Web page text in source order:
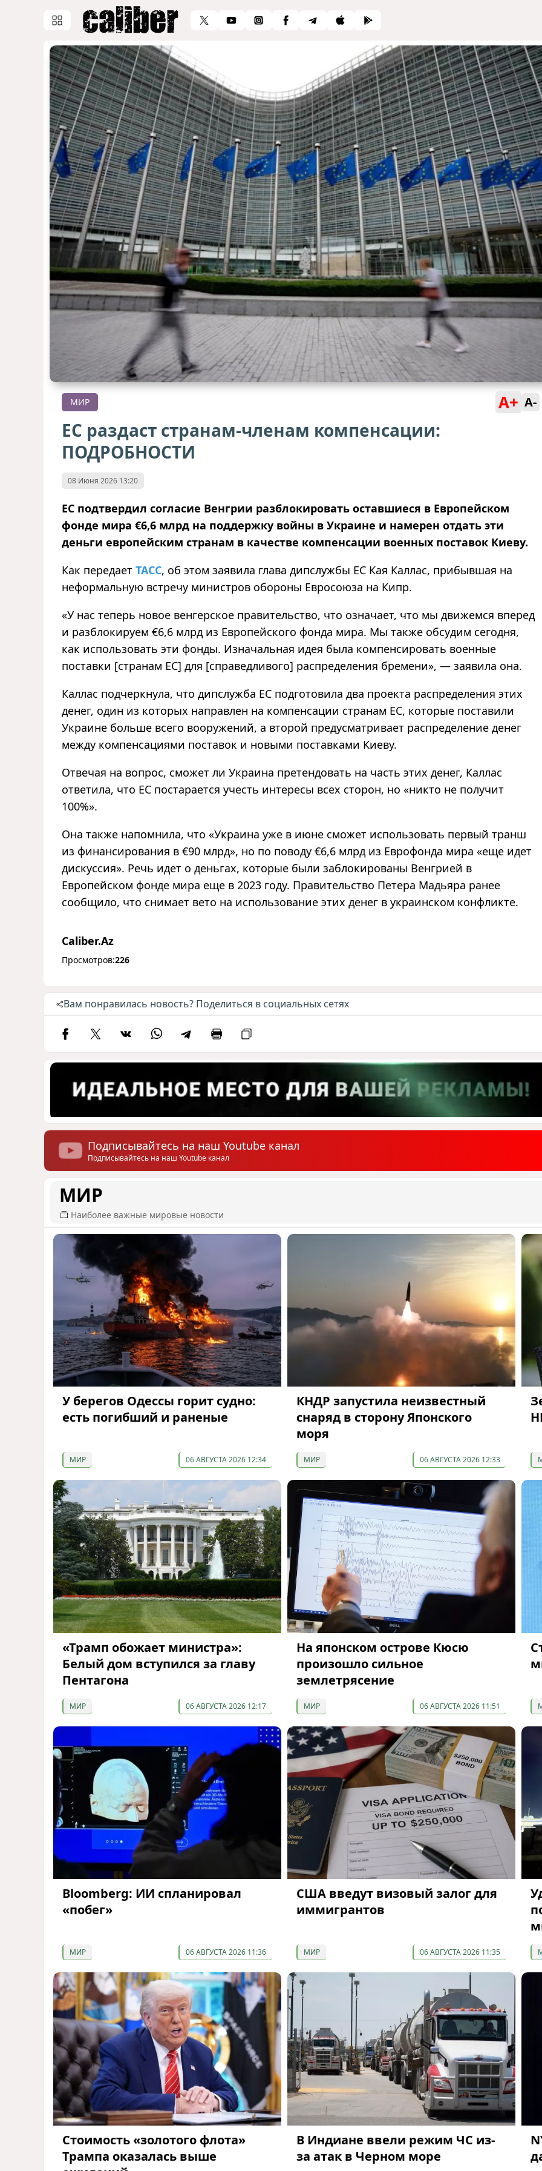
МИР A+ A-
ЕС раздаст странам-членам компенсации:
ПОДРОБНОСТИ
08 Июня 2026 13:20
ЕС подтвердил согласие Венгрии разблокировать оставшиеся в Европейском
фонде мира €6,6 млрд на поддержку войны в Украине и намерен отдать эти
деньги европейским странам в качестве компенсации военных поставок Киеву.
Как передает ТАСС, об этом заявила глава дипслужбы ЕС Кая Каллас, прибывшая на
неформальную встречу министров обороны Евросоюза на Кипр.
«У нас теперь новое венгерское правительство, что означает, что мы движемся вперед
и разблокируем €6,6 млрд из Европейского фонда мира. Мы также обсудим сегодня,
как использовать эти фонды. Изначальная идея была компенсировать военные
поставки [странам ЕС] для [справедливого] распределения бремени», — заявила она.
Каллас подчеркнула, что дипслужба ЕС подготовила два проекта распределения этих
денег, один из которых направлен на компенсации странам ЕС, которые поставили
Украине больше всего вооружений, а второй предусматривает распределение денег
между компенсациями поставок и новыми поставками Киеву.
Отвечая на вопрос, сможет ли Украина претендовать на часть этих денег, Каллас
ответила, что ЕС постарается учесть интересы всех сторон, но «никто не получит
100%».
Она также напомнила, что «Украина уже в июне сможет использовать первый транш
из финансирования в €90 млрд», но по поводу €6,6 млрд из Еврофонда мира «еще идет
дискуссия». Речь идет о деньгах, которые были заблокированы Венгрией в
Европейском фонде мира еще в 2023 году. Правительство Петера Мадьяра ранее
сообщило, что снимает вето на использование этих денег в украинском конфликте.
Caliber.Az
Просмотров:226
Вам понравилась новость? Поделиться в социальных сетях
Подписывайтесь на наш Youtube канал
Подписывайтесь на наш Youtube канал
МИР
Наиболее важные мировые новости
У берегов Одессы горит судно:
есть погибший и раненые
МИР 06 АВГУСТА 2026 12:34
КНДР запустила неизвестный
снаряд в сторону Японского
моря
МИР 06 АВГУСТА 2026 12:33
«Трамп обожает министра»:
Белый дом вступился за главу
Пентагона
МИР 06 АВГУСТА 2026 12:17
На японском острове Кюсю
произошло сильное
землетрясение
МИР 06 АВГУСТА 2026 11:51
Bloomberg: ИИ спланировал
«побег»
МИР 06 АВГУСТА 2026 11:36
США введут визовый залог для
иммигрантов
МИР 06 АВГУСТА 2026 11:35
Стоимость «золотого флота»
Трампа оказалась выше
В Индиане ввели режим ЧС из-
за атак в Черном море